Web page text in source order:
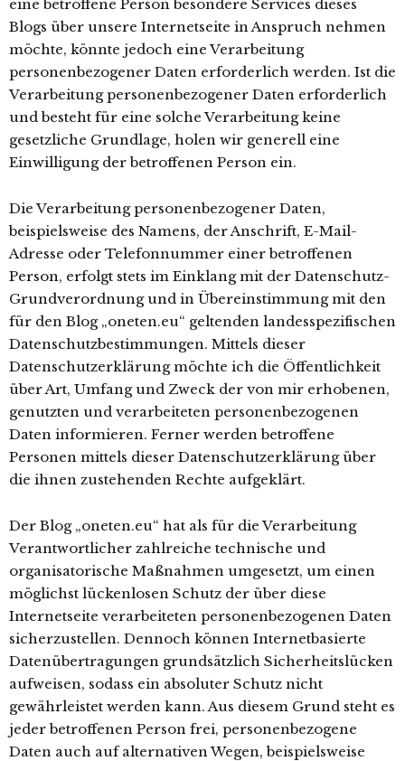
eine betroffene Person besondere Services dieses
Blogs über unsere Internetseite in Anspruch nehmen
möchte, könnte jedoch eine Verarbeitung
personenbezogener Daten erforderlich werden. Ist die
Verarbeitung personenbezogener Daten erforderlich
und besteht für eine solche Verarbeitung keine
gesetzliche Grundlage, holen wir generell eine
Einwilligung der betroffenen Person ein.
Die Verarbeitung personenbezogener Daten,
beispielsweise des Namens, der Anschrift, E-Mail-
Adresse oder Telefonnummer einer betroffenen
Person, erfolgt stets im Einklang mit der Datenschutz-
Grundverordnung und in Übereinstimmung mit den
für den Blog „oneten.eu“ geltenden landesspezifischen
Datenschutzbestimmungen. Mittels dieser
Datenschutzerklärung möchte ich die Öffentlichkeit
über Art, Umfang und Zweck der von mir erhobenen,
genutzten und verarbeiteten personenbezogenen
Daten informieren. Ferner werden betroffene
Personen mittels dieser Datenschutzerklärung über
die ihnen zustehenden Rechte aufgeklärt.
Der Blog „oneten.eu“ hat als für die Verarbeitung
Verantwortlicher zahlreiche technische und
organisatorische Maßnahmen umgesetzt, um einen
möglichst lückenlosen Schutz der über diese
Internetseite verarbeiteten personenbezogenen Daten
sicherzustellen. Dennoch können Internetbasierte
Datenübertragungen grundsätzlich Sicherheitslücken
aufweisen, sodass ein absoluter Schutz nicht
gewährleistet werden kann. Aus diesem Grund steht es
jeder betroffenen Person frei, personenbezogene
Daten auch auf alternativen Wegen, beispielsweise